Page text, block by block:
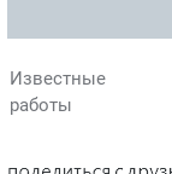
Известные
работы